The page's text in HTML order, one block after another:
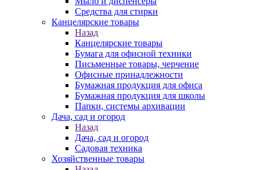
Средства для стирки
Канцелярские товары
Назад
Канцелярские товары
Бумага для офисной техники
Письменные товары, черчение
Офисные принадлежности
Бумажная продукция для офиса
Бумажная продукция для школы
Папки, системы архивации
Дача, сад и огород
Назад
Дача, сад и огород
Садовая техника
Хозяйственные товары